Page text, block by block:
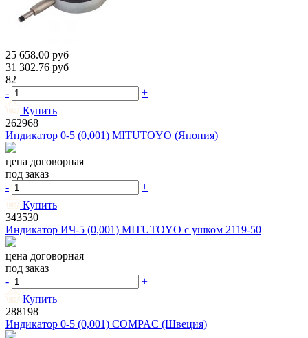
25 658.00 руб
31 302.76 руб
82
-
+
Купить
262968
Индикатор 0-5 (0,001) MITUTOYO (Япония)
цена договорная
под заказ
-
+
Купить
343530
Индикатор ИЧ-5 (0,001) MITUTOYO с ушком 2119-50
цена договорная
под заказ
-
+
Купить
288198
Индикатор 0-5 (0,001) COMPAC (Швеция)